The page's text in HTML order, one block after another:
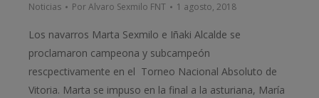
Noticias PorAlvaro Sexmilo FNT 1 agosto, 2018
Los navarros Marta Sexmilo e Iñaki Alcalde se
proclamaron campeona y subcampeón
rescpectivamente en el Torneo Nacional Absoluto de
Vitoria. Marta se impuso en la final a la asturiana, Marí­a